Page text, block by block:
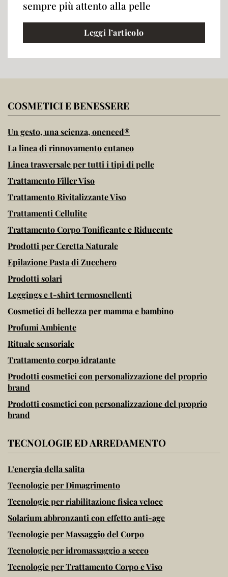
sempre più attento alla pelle
Leggi l’articolo
COSMETICI E BENESSERE
Un gesto, una scienza, oneneed®
La linea di rinnovamento cutaneo
Linea trasversale per tutti i tipi di pelle
Trattamento Filler Viso
Trattamento Rivitalizzante Viso
Trattamenti Cellulite
Trattamento Corpo Tonificante e Riducente
Prodotti per Ceretta Naturale
Epilazione Pasta di Zucchero
Prodotti solari
Leggings e t-shirt termosnellenti
Cosmetici di bellezza per mamma e bambino
Profumi Ambiente
Rituale sensoriale
Trattamento corpo idratante
Prodotti cosmetici con personalizzazione del proprio
brand
Prodotti cosmetici con personalizzazione del proprio
brand
TECNOLOGIE ED ARREDAMENTO
L’energia della salita
Tecnologie per Dimagrimento
Tecnologie per riabilitazione fisica veloce
Solarium abbronzanti con effetto anti-age
Tecnologie per Massaggio del Corpo
Tecnologie per idromassaggio a secco
Tecnologie per Trattamento Corpo e Viso